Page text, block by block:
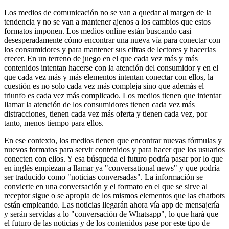
Los medios de comunicación no se van a quedar al margen de la
tendencia y no se van a mantener ajenos a los cambios que estos
formatos imponen. Los medios online están buscando casi
desesperadamente cómo encontrar una nueva vía para conectar con
los consumidores y para mantener sus cifras de lectores y hacerlas
crecer. En un terreno de juego en el que cada vez más y más
contenidos intentan hacerse con la atención del consumidor y en el
que cada vez más y más elementos intentan conectar con ellos, la
cuestión es no solo cada vez más compleja sino que además el
triunfo es cada vez más complicado. Los medios tienen que intentar
llamar la atención de los consumidores tienen cada vez más
distracciones, tienen cada vez más oferta y tienen cada vez, por
tanto, menos tiempo para ellos.
En ese contexto, los medios tienen que encontrar nuevas fórmulas y
nuevos formatos para servir contenidos y para hacer que los usuarios
conecten con ellos. Y esa búsqueda el futuro podría pasar por lo que
en inglés empiezan a llamar ya "conversational news" y que podría
ser traducido como "noticias conversadas". La información se
convierte en una conversación y el formato en el que se sirve al
receptor sigue o se apropia de los mismos elementos que las chatbots
están empleando. Las noticias llegarán ahora vía app de mensajería
y serán servidas a lo "conversación de Whatsapp", lo que hará que
el futuro de las noticias y de los contenidos pase por este tipo de